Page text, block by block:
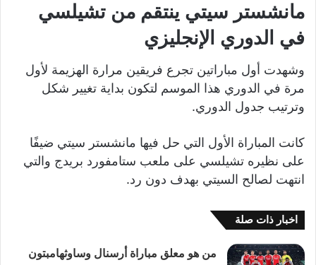
مانشستر سيتي ينتقم من تشيلسي
في الدوري الإنجليزي
وشهدت أول مباراتين تجرع فريقين مرارة الهزيمة لأول
مرة في الدوري هذا الموسم لتكون بداية تغيير شكل
وترتيب جدول الدوري.
كانت المباراة الأول التي حل فيها مانشستر سيتي ضيفًا
على نظيره تشيلسي على ملعب ستامفورد بريدج والتي
انتهت لصالح السيتي بهدف دون رد.
اخبار ذات صلة
من هو معلق مباراة أرسنال وساوثهامبتون